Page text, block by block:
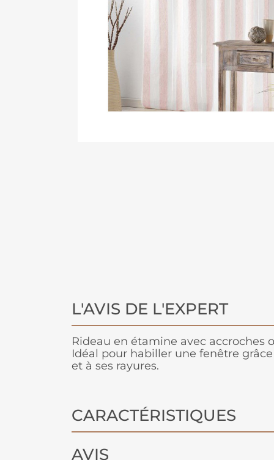
L'AVIS DE L'EXPERT
Rideau en étamine avec
Idéal pour habiller une fenêtre
et à ses rayures.
CARACTÉRISTIQUES
AVIS